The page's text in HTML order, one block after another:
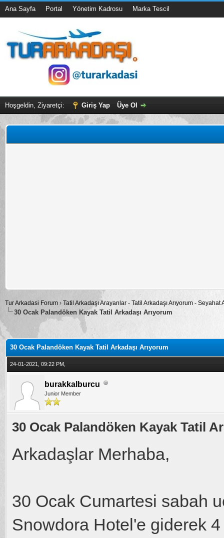
Ana Sayfa Portal Yönetim Kadrosu Marka Tescil
Hoşgeldin, Ziyaretçi: Giriş Yap Üye Ol
Tur Arkadasi Forum › Tatil Arkadaşı Arayanlar - Tatil Arkadaşı Arıyorum -
30 Ocak Palandöken Kayak Tatil Arkadaşı Arıyorum
0
30 Ocak Palandöken Kayak Tatil Arkadaşı Arıyorum
24-01-2021, 09:22 PM,
burakkalburcu
Junior Member
30 Ocak Palandöken Kayak Tatil
Arkadaşlar Merhaba,
30 Ocak Cumartesi sabah
Snowdora Hotel'e giderek